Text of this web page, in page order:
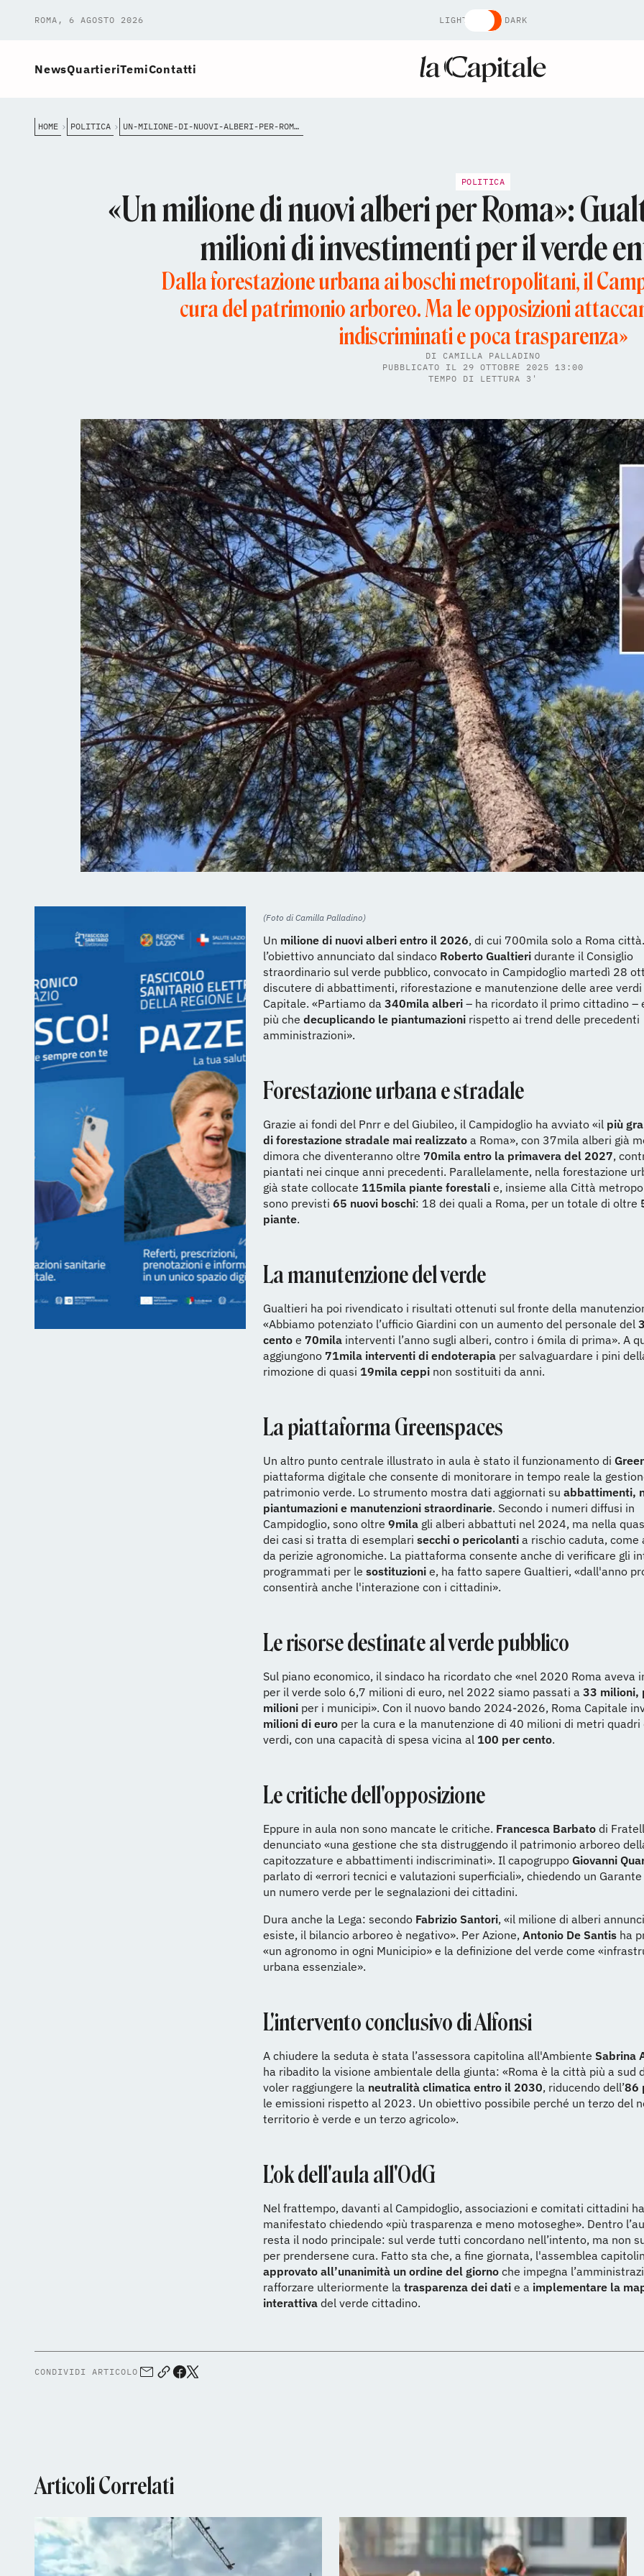
ROMA, 6 AGOSTO 2026 LIGHT DARK
NewsQuartieriTemiContatti
HOME POLITICA UN-MILIONE-DI-NUOVI-ALBERI-PER-ROMA-GUALTIERI-ANNUNCIA-100-MILIONI-DI-INVESTIMENTI-PER-IL-VERDE-ENTRO-IL-2026
POLITICA
«Un milione di nuovi alberi per Roma»:
milioni di investimenti per il verde
Dalla forestazione urbana ai boschi metropolitani, il
cura del patrimonio arboreo. Ma le opposizioni
indiscriminati e poca trasparenza»
DI CAMILLA PALLADINO
PUBBLICATO IL 29 OTTOBRE 2025 13:00
TEMPO DI LETTURA 3'
(Foto di Camilla Palladino)
Un milione di nuovi alberi entro il 2026, di cui 700mila solo a Roma
l’obiettivo annunciato dal sindaco Roberto Gualtieri durante il Consiglio
straordinario sul verde pubblico, convocato in Campidoglio martedì 28
discutere di abbattimenti, riforestazione e manutenzione delle aree
Capitale. «Partiamo da 340mila alberi – ha ricordato il primo cittadino –
più che decuplicando le piantumazioni rispetto ai trend delle precedenti
amministrazioni».
Forestazione urbana e stradale
Grazie ai fondi del Pnrr e del Giubileo, il Campidoglio ha avviato «il più
di forestazione stradale mai realizzato a Roma», con 37mila alberi già
dimora che diventeranno oltre 70mila entro la primavera del 2027,
piantati nei cinque anni precedenti. Parallelamente, nella forestazione
già state collocate 115mila piante forestali e, insieme alla Città
sono previsti 65 nuovi boschi: 18 dei quali a Roma, per un totale di oltre
piante.
La manutenzione del verde
Gualtieri ha poi rivendicato i risultati ottenuti sul fronte della
«Abbiamo potenziato l’ufficio Giardini con un aumento del personale del
cento e 70mila interventi l’anno sugli alberi, contro i 6mila di prima». A
aggiungono 71mila interventi di endoterapia per salvaguardare i pini
rimozione di quasi 19mila ceppi non sostituiti da anni.
La piattaforma Greenspaces
Un altro punto centrale illustrato in aula è stato il funzionamento di
piattaforma digitale che consente di monitorare in tempo reale la
patrimonio verde. Lo strumento mostra dati aggiornati su abbattimenti,
piantumazioni e manutenzioni straordinarie. Secondo i numeri diffusi in
Campidoglio, sono oltre 9mila gli alberi abbattuti nel 2024, ma nella
dei casi si tratta di esemplari secchi o pericolanti a rischio caduta, come
da perizie agronomiche. La piattaforma consente anche di verificare gli
programmati per le sostituzioni e, ha fatto sapere Gualtieri, «dall'anno
consentirà anche l'interazione con i cittadini».
Le risorse destinate al verde pubblico
Sul piano economico, il sindaco ha ricordato che «nel 2020 Roma aveva
per il verde solo 6,7 milioni di euro, nel 2022 siamo passati a 33 milioni,
milioni per i municipi». Con il nuovo bando 2024-2026, Roma Capitale
milioni di euro per la cura e la manutenzione di 40 milioni di metri quadri
verdi, con una capacità di spesa vicina al 100 per cento.
Le critiche dell'opposizione
Eppure in aula non sono mancate le critiche. Francesca Barbato di
denunciato «una gestione che sta distruggendo il patrimonio arboreo
capitozzature e abbattimenti indiscriminati». Il capogruppo Giovanni
parlato di «errori tecnici e valutazioni superficiali», chiedendo un
un numero verde per le segnalazioni dei cittadini.
Dura anche la Lega: secondo Fabrizio Santori, «il milione di alberi
esiste, il bilancio arboreo è negativo». Per Azione, Antonio De Santis ha
«un agronomo in ogni Municipio» e la definizione del verde come
urbana essenziale».
L'intervento conclusivo di Alfonsi
A chiudere la seduta è stata l’assessora capitolina all'Ambiente Sabrina
ha ribadito la visione ambientale della giunta: «Roma è la città più a sud
voler raggiungere la neutralità climatica entro il 2030, riducendo dell’86
le emissioni rispetto al 2023. Un obiettivo possibile perché un terzo del
territorio è verde e un terzo agricolo».
L'ok dell'aula all'OdG
Nel frattempo, davanti al Campidoglio, associazioni e comitati cittadini
manifestato chiedendo «più trasparenza e meno motoseghe». Dentro
resta il nodo principale: sul verde tutti concordano nell’intento, ma non
per prendersene cura. Fatto sta che, a fine giornata, l'assemblea
approvato all’unanimità un ordine del giorno che impegna
rafforzare ulteriormente la trasparenza dei dati e a implementare la
interattiva del verde cittadino.
CONDIVIDI ARTICOLO
Articoli Correlati